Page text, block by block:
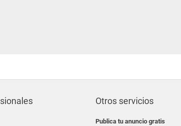
Otros servicios
Publica tu anuncio gratis